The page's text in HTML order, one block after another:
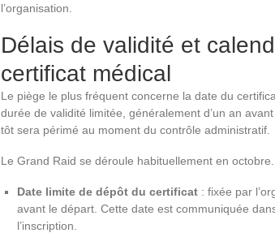
l’organisation.
Délais de validité et
certificat médical
Le piège le plus fréquent concerne la date du
durée de validité limitée, généralement d’un an
tôt sera périmé au moment du contrôle administratif.
Le Grand Raid se déroule habituellement en
Date limite de dépôt du certificat : fixée par
avant le départ. Cette date est communiquée
l’inscription.